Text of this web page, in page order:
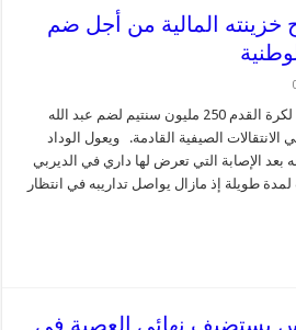
خزينته المالية من أجل ضم
خصص فريق الوداد البيضاوي لكرة القدم 250 مليون سنتيم لضم عبد الله
الصيفية القادمة. ويعول الوداد
الإصابة التي تعرض لها داري في الديربي
طويلة إذ مازال يواصل تداريبه في انتظار
يستضيف نهائي العصبة في